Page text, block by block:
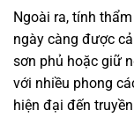
Ngoài ra, tính
ngày càng được
sơn phủ hoặc giữ
với nhiều phong
hiện đại đến